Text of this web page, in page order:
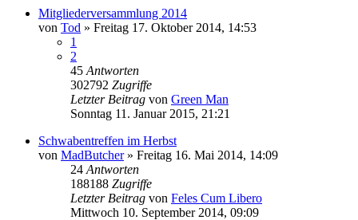
Mitgliederversammlung 2014
von Tod » Freitag 17. Oktober 2014, 14:53
1
2
45 Antworten
302792 Zugriffe
Letzter Beitrag von Green Man
Sonntag 11. Januar 2015, 21:21
Schwabentreffen im Herbst
von MadButcher» Freitag 16. Mai 2014, 14:09
24 Antworten
188188 Zugriffe
Letzter Beitrag von Feles Cum Libero
Mittwoch 10. September 2014, 09:09